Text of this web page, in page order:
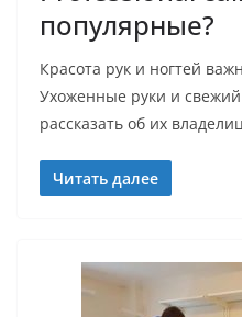
популярные?
Красота рук и ногтей
Ухоженные руки и
рассказать об их
Читать далее